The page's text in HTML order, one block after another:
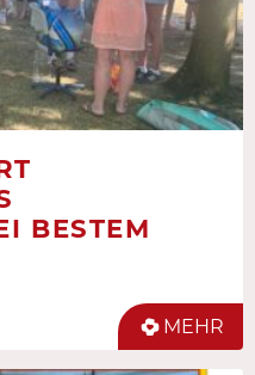
BESTEM
MEHR